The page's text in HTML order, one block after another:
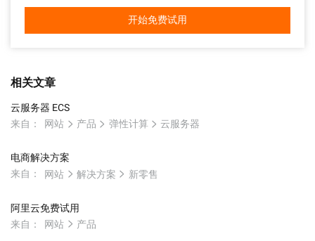
开始免费试用
相关文章
云服务器 ECS
来自：
网站 产品 弹性计算 云服务器
电商解决方案
来自：
网站 解决方案 新零售
阿里云免费试用
来自：
网站 产品